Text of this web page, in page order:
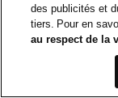
des publicités et
tiers. Pour en
au respect de la